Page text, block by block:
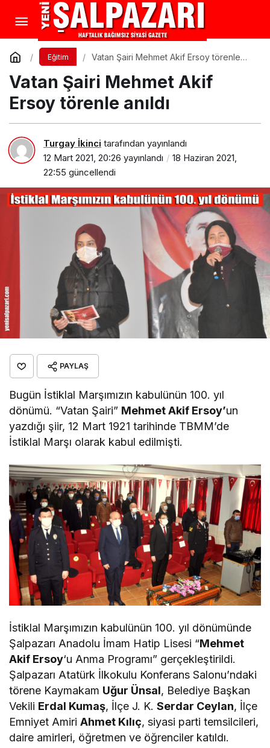
Eğitim
Vatan Şairi Mehmet Akif Ersoy törenle
Vatan Şairi Mehmet Akif
Ersoy törenle anıldı
Turgay İkinci tarafından yayınlandı
12 Mart 2021, 20:26 yayınlandı
18 Haziran 2021,
22:55 güncellendi
PAYLAŞ
Bugün İstiklal Marşımızın kabulünün 100. yıl
dönümü. “Vatan Şairi” Mehmet Akif Ersoy’un
yazdığı şiir, 12 Mart 1921 tarihinde TBMM’de
İstiklal Marşı olarak kabul edilmişti.
İstiklal Marşımızın kabulünün 100. yıl dönümünde
Şalpazarı Anadolu İmam Hatip Lisesi “Mehmet
Akif Ersoy‘u Anma Programı” gerçekleştirildi.
Şalpazarı Atatürk İlkokulu Konferans Salonu’ndaki
törene Kaymakam Uğur Ünsal, Belediye Başkan
Vekili Erdal Kumaş, İlçe J. K.Serdar Ceylan, İlçe
Emniyet AmiriAhmet Kılıç, siyasi parti temsilcileri,
daire amirleri, öğretmen ve öğrenciler katıldı.